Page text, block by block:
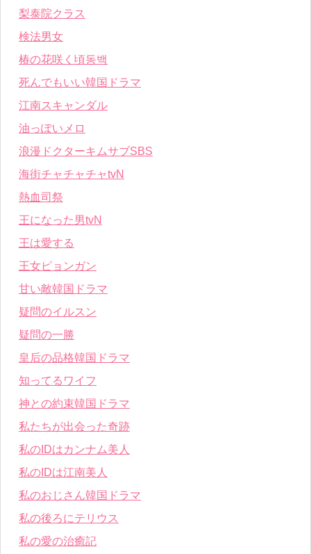
梨泰院クラス
検法男女
椿の花咲く頃동백
死んでもいい韓国ドラマ
江南スキャンダル
油っぽいメロ
浪漫ドクターキムサブSBS
海街チャチャチャtvN
熱血司祭
王になった男tvN
王は愛する
王女ピョンガン
甘い敵韓国ドラマ
疑問のイルスン
疑問の一勝
皇后の品格韓国ドラマ
知ってるワイフ
神との約束韓国ドラマ
私たちが出会った奇跡
私のIDはカンナム美人
私のIDは江南美人
私のおじさん韓国ドラマ
私の後ろにテリウス
私の愛の治癒記